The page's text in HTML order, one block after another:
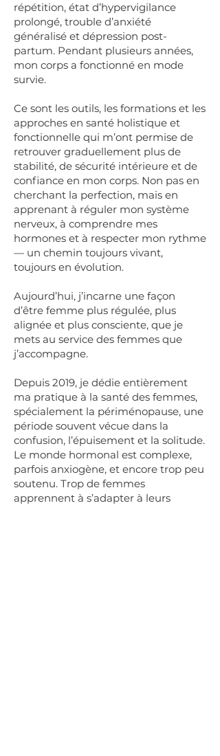
répétition, état d’hypervigilance
prolongé, trouble d’anxiété
généralisé et dépression post-
partum. Pendant plusieurs années,
mon corps a fonctionné en mode
survie.
Ce sont les outils, les formations et les
approches en santé holistique et
fonctionnelle qui m’ont permise de
retrouver graduellement plus de
stabilité, de sécurité intérieure et de
confiance en mon corps. Non pas en
cherchant la perfection, mais en
apprenant à réguler mon système
nerveux, à comprendre mes
hormones et à respecter mon rythme
— un chemin toujours vivant,
toujours en évolution.
Aujourd’hui, j’incarne une façon
d’être femme plus régulée, plus
alignée et plus consciente, que je
mets au service des femmes que
j’accompagne.
Depuis 2019, je dédie entièrement
ma pratique à la santé des femmes,
spécialement la périménopause, une
période souvent vécue dans la
confusion, l’épuisement et la solitude.
Le monde hormonal est complexe,
parfois anxiogène, et encore trop peu
soutenu. Trop de femmes
apprennent à s’adapter à leurs